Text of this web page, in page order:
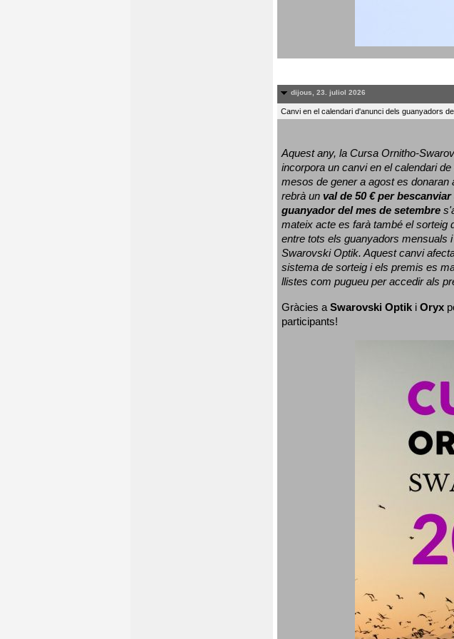
dijous, 23. juliol 2026
Canvi en el calendari d'anunci dels guanyadors
Aquest any, la Cursa Ornitho-
incorpora un canvi en el calendari
mesos de gener a agost es donaran
rebrà un val de 50 € per
guanyador del mes de setembre
mateix acte es farà també el sorteig
entre tots els guanyadors mensuals
Swarovski Optik. Aquest canvi
sistema de sorteig i els premis es
llistes com pugueu per accedir als
Gràcies a Swarovski Optik i Oryx
participants!